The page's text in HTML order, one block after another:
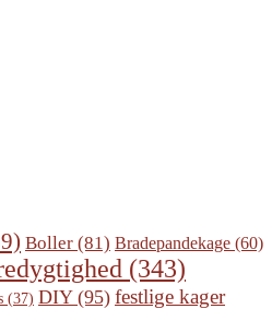
Boller (81) Bradepandekage (60)
(343)
(37) DIY(95) festlige kager